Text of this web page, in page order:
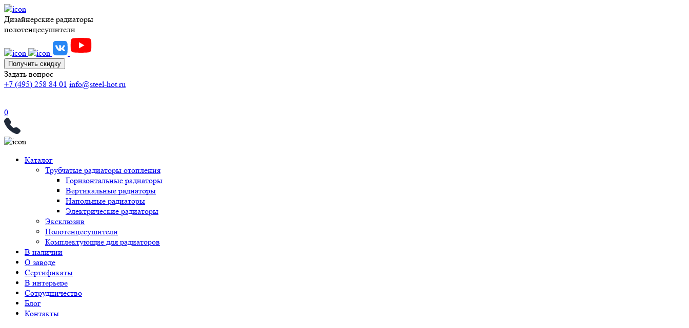
Дизайнерские радиаторы
полотенцесушители
Получить скидку
Задать вопрос
+7 (495) 258 84 01 info@steel-hot.ru
0
Каталог
Трубчатые радиаторы отопления
Горизонтальные радиаторы
Вертикальные радиаторы
Напольные радиаторы
Электрические радиаторы
Эксклюзив
Полотенцесушители
Комплектующие для радиаторов
В наличии
О заводе
Сертификаты
В интерьере
Сотрудничество
Блог
Контакты